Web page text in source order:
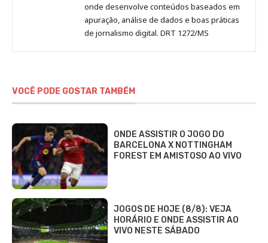
onde desenvolve conteúdos baseados em
apuração, análise de dados e boas práticas
de jornalismo digital. DRT 1272/MS
VOCÊ PODE GOSTAR TAMBÉM
ONDE ASSISTIR O JOGO DO
BARCELONA X NOTTINGHAM
FOREST EM AMISTOSO AO VIVO
JOGOS DE HOJE (8/8): VEJA
HORÁRIO E ONDE ASSISTIR AO
VIVO NESTE SÁBADO